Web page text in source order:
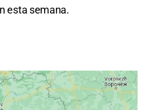
esta semana.